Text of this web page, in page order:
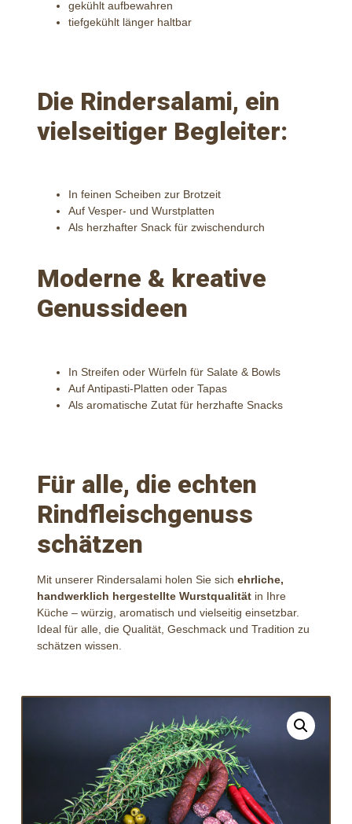
gekühlt aufbewahren
tiefgekühlt länger haltbar
Die Rindersalami, ein
vielseitiger Begleiter:
In feinen Scheiben zur Brotzeit
Auf Vesper- und Wurstplatten
Als herzhafter Snack für zwischendurch
Moderne & kreative
Genussideen
In Streifen oder Würfeln für Salate & Bowls
Auf Antipasti-Platten oder Tapas
Als aromatische Zutat für herzhafte Snacks
Für alle, die echten
Rindfleischgenuss
schätzen
Mit unserer Rindersalami holen Sie sich ehrliche,
handwerklich hergestellte Wurstqualitätin Ihre
Küche – würzig, aromatisch und vielseitig einsetzbar.
Ideal für alle, die Qualität, Geschmack und Tradition zu
schätzen wissen.